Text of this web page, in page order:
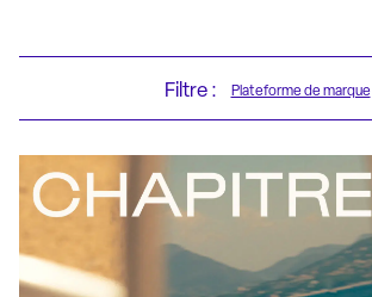
Filtre : Plateforme de marque